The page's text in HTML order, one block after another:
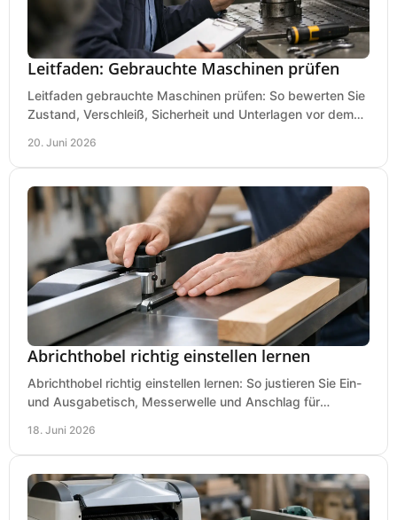
Leitfaden: Gebrauchte Maschinen prüfen
Leitfaden gebrauchte Maschinen prüfen: So bewerten Sie
Zustand, Verschleiß, Sicherheit und Unterlagen vor dem
20. Juni 2026
Abrichthobel richtig einstellen lernen
Abrichthobel richtig einstellen lernen: So justieren Sie Ein-
und Ausgabetisch, Messerwelle und Anschlag für
18. Juni 2026